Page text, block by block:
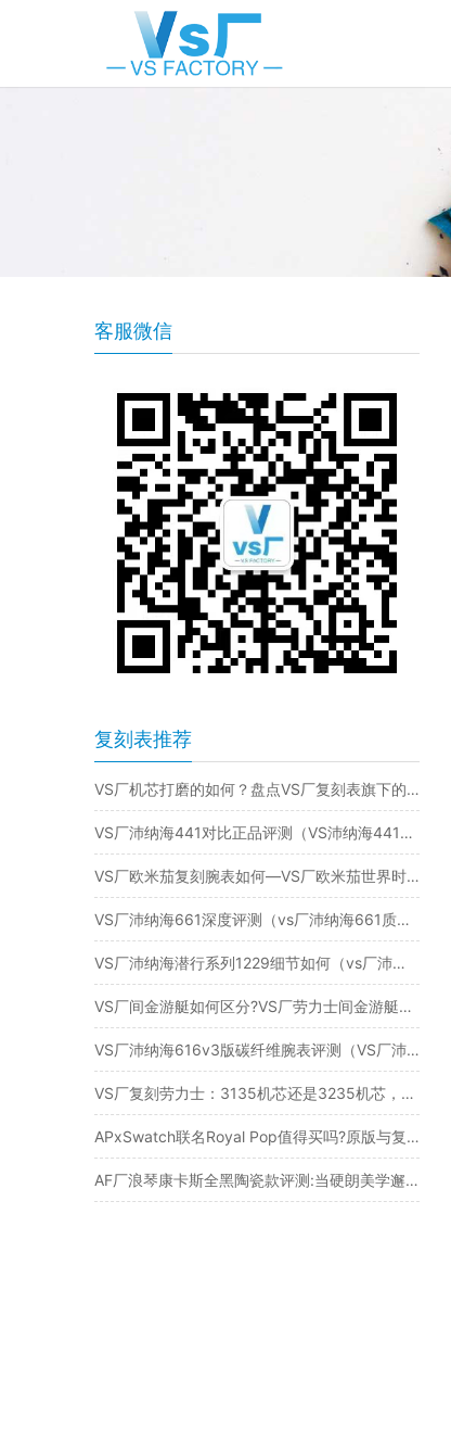
客服微信
复刻表推荐
VS厂机芯打磨的如何？盘点VS厂复刻表旗下的经典机芯！
VS厂沛纳海441对比正品评测（VS沛纳海441真假对比破绽在哪）
VS厂欧米茄复刻腕表如何—VS厂欧米茄世界时钛灰海马做工评测
VS厂沛纳海661深度评测（vs厂沛纳海661质量怎么样）
VS厂沛纳海潜行系列1229细节如何（vs厂沛纳海1229有破绽吗）
VS厂间金游艇如何区分?VS厂劳力士间金游艇3235机芯做工细节怎么样
VS厂沛纳海616v3版碳纤维腕表评测（VS厂沛纳海616细节怎么样）
VS厂复刻劳力士：3135机芯还是3235机芯，哪个更好？
APxSwatch联名Royal Pop值得买吗?原版与复刻真实深度对比
AF厂浪琴康卡斯全黑陶瓷款评测:当硬朗美学邂逅精密工艺​